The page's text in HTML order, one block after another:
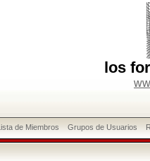
los
de Miembros Grupos de Usuarios